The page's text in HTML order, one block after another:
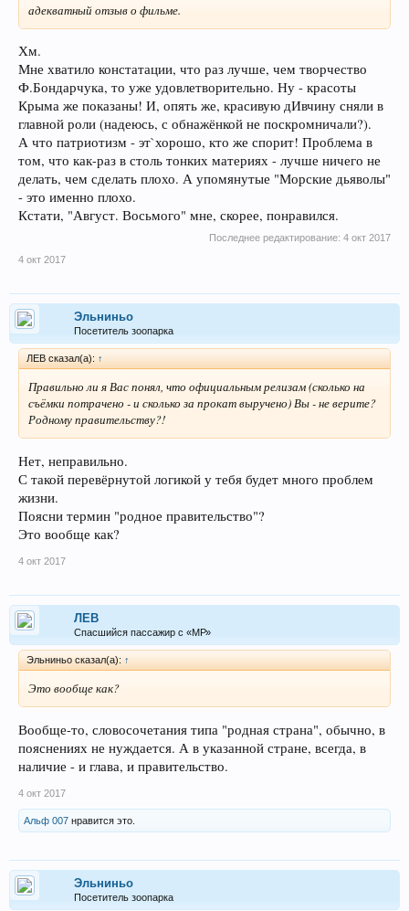
адекватный отзыв о фильме.
Хм.
Мне хватило констатации, что раз лучше, чем творчество
Ф.Бондарчука, то уже удовлетворительно. Ну - красоты
Крыма же показаны! И, опять же, красивую дИвчину сняли в
главной роли (надеюсь, с обнажёнкой не поскромничали?).
А что патриотизм - эт`хорошо, кто же спорит! Проблема в
том, что как-раз в столь тонких материях - лучше ничего не
делать, чем сделать плохо. А упомянутые "Морские дьяволы"
- это именно плохо.
Кстати, "Август. Восьмого" мне, скорее, понравился.
Последнее редактирование: 4 окт 2017
4 окт 2017
Эльниньо
Посетитель зоопарка
ЛEB сказал(а): ↑
Правильно ли я Вас понял, что официальным релизам (сколько на
съёмки потрачено - и сколько за прокат выручено) Вы - не верите?
Родному правительству?!
Нет, неправильно.
С такой перевёрнутой логикой у тебя будет много проблем
жизни.
Поясни термин "родное правительство"?
Это вообще как?
4 окт 2017
ЛEB
Спасшийся пассажир с «МР»
Эльниньо сказал(а): ↑
Это вообще как?
Вообще-то, словосочетания типа "родная страна", обычно, в
пояснениях не нуждается. А в указанной стране, всегда, в
наличие - и глава, и правительство.
4 окт 2017
Альф 007 нравится это.
Эльниньо
Посетитель зоопарка